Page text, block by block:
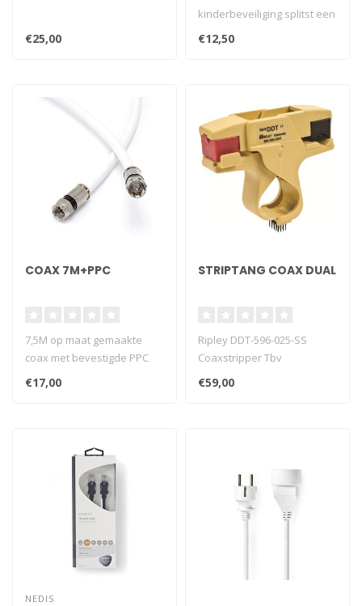
€25,00
kinderbeveiliging splitst een
wandcontactdoos in vijf
stopc..
€12,50
COAX 7M+PPC
7,5M op maat gemaakte
coax met bevestigde PPC
connectoren.
€17,00
STRIPTANG COAX DUAL
Ripley DDT-596-025-SS
Coaxstripper Tbv
RG59/RG6/RG7
€59,00
NEDIS